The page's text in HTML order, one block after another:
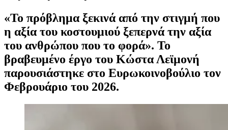
«Το πρόβλημα ξεκινά από την στιγμή που
η αξία του κοστουμιού ξεπερνά την αξία
του ανθρώπου που το φορά». Το
βραβευμένο έργο του Κώστα Λεϊμονή
παρουσιάστηκε στο Ευρωκοινοβούλιο τον
Φεβρουάριο του 2026.